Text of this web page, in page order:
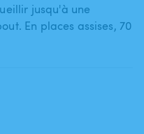
jusqu'à une
En places assises​,​ 70